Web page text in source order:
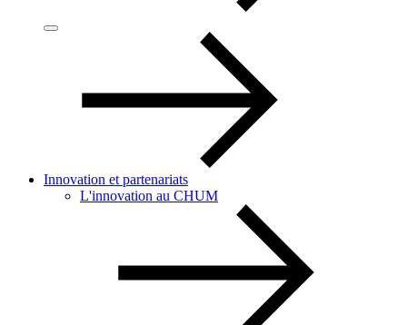
Innovation et partenariats
L'innovation au CHUM